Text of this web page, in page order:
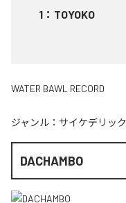
1 ： TOYOKO
WATER BAWL RECORD
ジャンル： サイケデリック
DACHAMBO